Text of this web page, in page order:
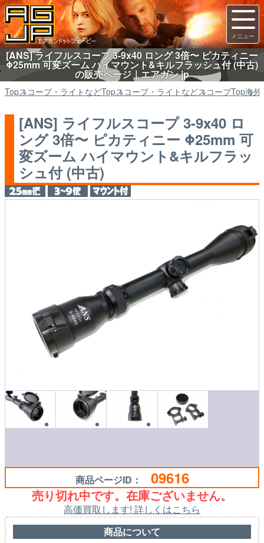
[ANS] ライフルスコープ 3-9x40 ロング 3倍〜 ピカティニー
Φ25mm 可変ズーム ハイマウント&キルフラッシュ付 (中古)
の販売ページ｜エアガン.jp
Topスコープ・ライトなどTopスコープ・ライトなどスコープTop海外
[ANS] ライフルスコープ 3-9x40 ロ
ング 3倍〜 ピカティニー Φ25mm 可
変ズーム ハイマウント&キルフラッ
シュ付 (中古)
商品ページID： 09616
売り切れ中です。在庫ございません。
高価買取します! 詳しくはこちら
商品について